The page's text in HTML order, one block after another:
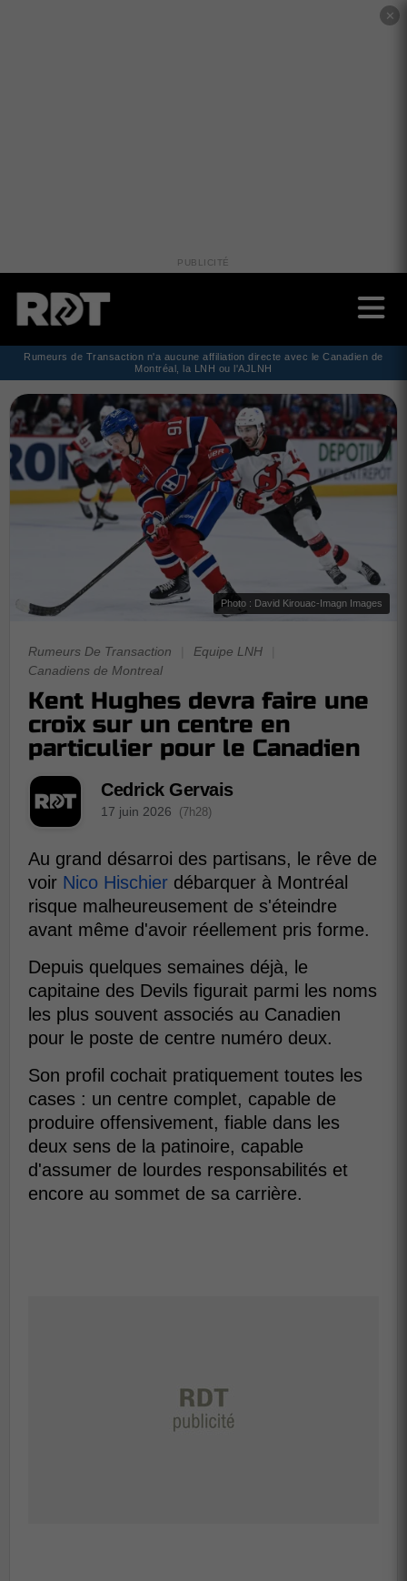
✕
PUBLICITÉ
Rumeurs de Transaction n'a aucune affiliation directe avec le Canadien de
Montréal, la LNH ou l'AJLNH
Photo : David Kirouac-Imagn Images
Rumeurs De Transaction Equipe LNH
Canadiens de Montreal
Kent Hughes devra faire une
croix sur un centre en
particulier pour le Canadien
Cedrick Gervais
17 juin 2026 (7h28)
Au grand désarroi des partisans, le rêve de
voir Nico Hischier débarquer à Montréal
risque malheureusement de s'éteindre
avant même d'avoir réellement pris forme.
Depuis quelques semaines déjà, le
capitaine des Devils figurait parmi les noms
les plus souvent associés au Canadien
pour le poste de centre numéro deux.
Son profil cochait pratiquement toutes les
cases : un centre complet, capable de
produire offensivement, fiable dans les
deux sens de la patinoire, capable
d'assumer de lourdes responsabilités et
encore au sommet de sa carrière.